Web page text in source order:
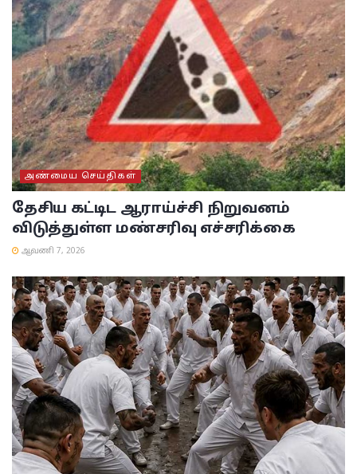
அண்மைய செய்திகள்
தேசிய கட்டிட ஆராய்ச்சி நிறுவனம்
விடுத்துள்ள மண்சரிவு எச்சரிக்கை
ஆவணி 7, 2026